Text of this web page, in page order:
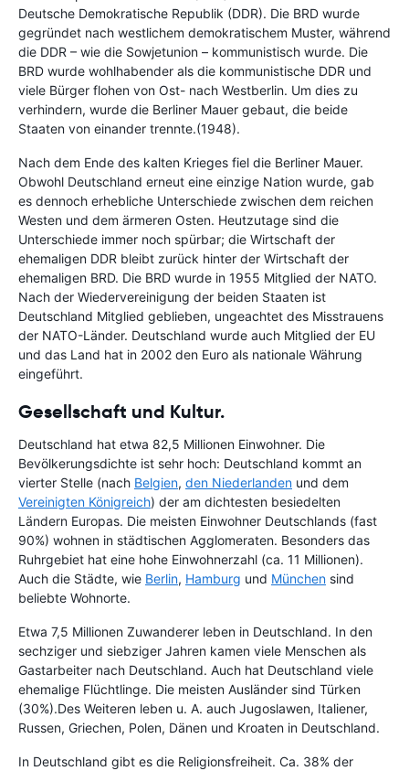
Deutsche Demokratische Republik (DDR). Die BRD wurde
gegründet nach westlichem demokratischem Muster, während
die DDR – wie die Sowjetunion – kommunistisch wurde. Die
BRD wurde wohlhabender als die kommunistische DDR und
viele Bürger flohen von Ost- nach Westberlin. Um dies zu
verhindern, wurde die Berliner Mauer gebaut, die beide
Staaten von einander trennte.(1948).
Nach dem Ende des kalten Krieges fiel die Berliner Mauer.
Obwohl Deutschland erneut eine einzige Nation wurde, gab
es dennoch erhebliche Unterschiede zwischen dem reichen
Westen und dem ärmeren Osten. Heutzutage sind die
Unterschiede immer noch spürbar; die Wirtschaft der
ehemaligen DDR bleibt zurück hinter der Wirtschaft der
ehemaligen BRD. Die BRD wurde in 1955 Mitglied der NATO.
Nach der Wiedervereinigung der beiden Staaten ist
Deutschland Mitglied geblieben, ungeachtet des Misstrauens
der NATO-Länder. Deutschland wurde auch Mitglied der EU
und das Land hat in 2002 den Euro als nationale Währung
eingeführt.
Gesellschaft und Kultur.
Deutschland hat etwa 82,5 Millionen Einwohner. Die
Bevölkerungsdichte ist sehr hoch: Deutschland kommt an
vierter Stelle (nach Belgien, den Niederlanden und dem
Vereinigten Königreich) der am dichtesten besiedelten
Ländern Europas. Die meisten Einwohner Deutschlands (fast
90%) wohnen in städtischen Agglomeraten. Besonders das
Ruhrgebiet hat eine hohe Einwohnerzahl (ca. 11 Millionen).
Auch die Städte, wie Berlin, Hamburg und München sind
beliebte Wohnorte.
Etwa 7,5 Millionen Zuwanderer leben in Deutschland. In den
sechziger und siebziger Jahren kamen viele Menschen als
Gastarbeiter nach Deutschland. Auch hat Deutschland viele
ehemalige Flüchtlinge. Die meisten Ausländer sind Türken
(30%).Des Weiteren leben u. A. auch Jugoslawen, Italiener,
Russen, Griechen, Polen, Dänen und Kroaten in Deutschland.
In Deutschland gibt es die Religionsfreiheit. Ca. 38% der